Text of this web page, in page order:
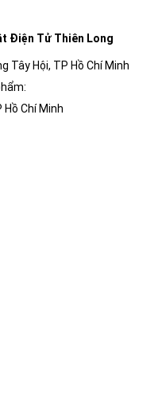
Điện Tử Thiên Long
Tây Hội, TP Hồ Chí Minh
Hồ Chí Minh